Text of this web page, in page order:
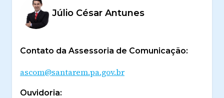
Júlio César Antunes
Contato da Assessoria de Comunicação:
ascom@santarem.pa.gov.br
Ouvidoria: